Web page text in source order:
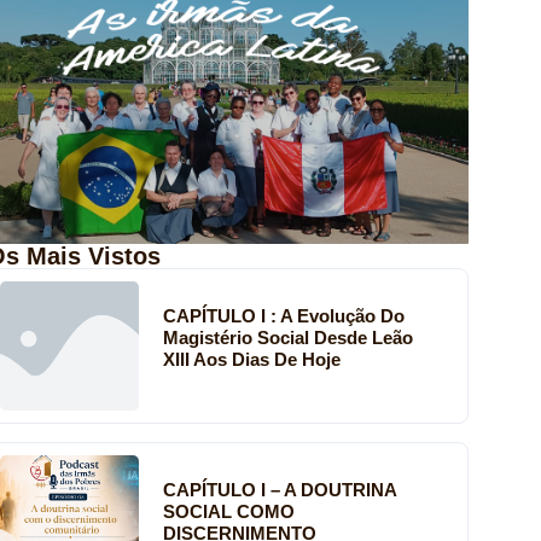
Mais Vistos
CAPÍTULO I : A Evolução Do
Magistério Social Desde Leão
XIII Aos Dias De Hoje
CAPÍTULO I – A DOUTRINA
SOCIAL COMO
DISCERNIMENTO